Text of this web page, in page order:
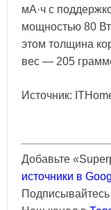
мА·ч с
мощностью 80
этом толщина
вес — 205
Источник:
Добавьте
источники в